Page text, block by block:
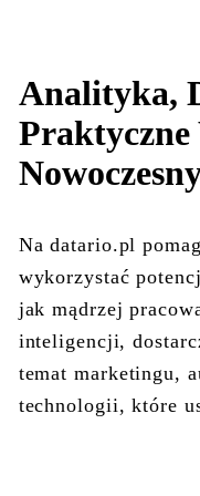
Analityka,
Na datario.pl
wykorzystać
jak mądrzej
inteligencji,
temat marketingu,
technologii, które